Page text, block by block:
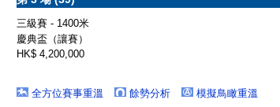
三級賽 - 1400米
慶典盃（讓賽）
HK$ 4,200,000
全方位賽事重溫 餘勢分析 模擬鳥瞰重溫